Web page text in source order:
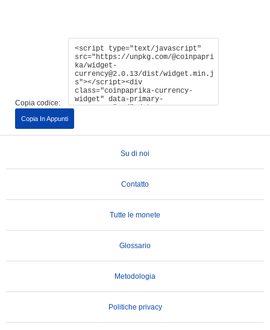
Copia codice:
Copia In Appunti
Su di noi
Contatto
Tutte le monete
Glossario
Metodologia
Politiche privacy